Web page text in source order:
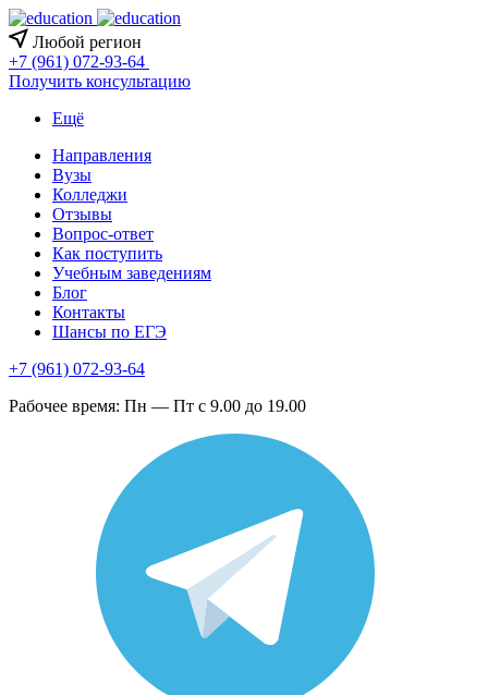
Любой регион
+7 (961) 072-93-64
Получить консультацию
Ещё
Направления
Вузы
Колледжи
Отзывы
Вопрос-ответ
Как поступить
Учебным заведениям
Блог
Контакты
Шансы по ЕГЭ
+7 (961) 072-93-64
Рабочее время: Пн — Пт с 9.00 до 19.00